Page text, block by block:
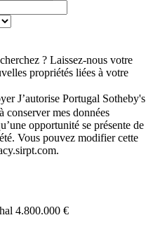
? Laissez-nous votre
propriétés liées à votre
J’autorise Portugal Sotheby's
conserver mes données
opportunité se présente de
Vous pouvez modifier cette
4.800.000 €